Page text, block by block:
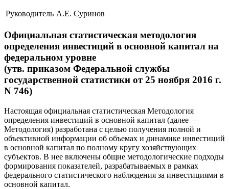
Руководитель А.Е. Суринов
Официальная статистическая методология
определения инвестиций в основной капитал на
федеральном уровне
(утв. приказом Федеральной службы
государственной статистики от 25 ноября 2016 г.
N 746)
Настоящая официальная статистическая Методология
определения инвестиций в основной капитал (далее —
Методология) разработана с целью получения полной и
объективной информации об объемах и динамике инвестиций
в основной капитал по полному кругу хозяйствующих
субъектов. В нее включены общие методологические подходы
формирования показателей, разрабатываемых в рамках
федерального статистического наблюдения за инвестициями в
основной капитал.